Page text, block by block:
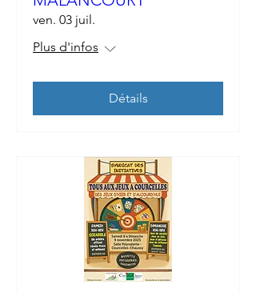
ven. 03 juil.
Plus d'infos
Détails